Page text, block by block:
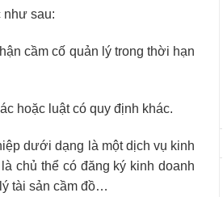
như sau:
cầm cố quản lý trong thời hạn
hoặc luật có quy định khác.
dưới dạng là một dịch vụ kinh
chủ thể có đăng ký kinh doanh
tài sản cầm đồ…